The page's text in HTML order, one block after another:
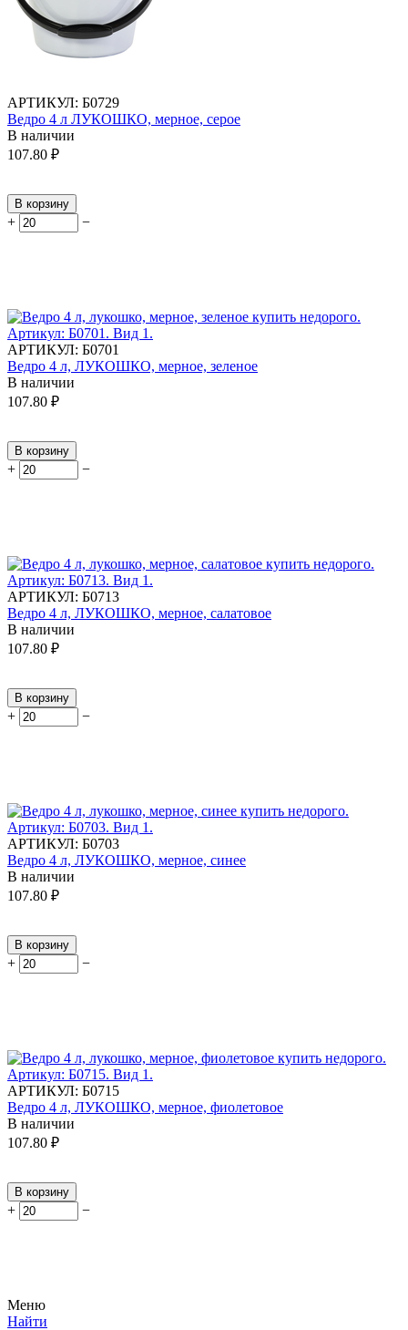
АРТИКУЛ: Б0729
Ведро 4 л ЛУКОШКО, мерное, серое
В наличии
107.80 ₽
В корзину
+ −
АРТИКУЛ: Б0701
Ведро 4 л, ЛУКОШКО, мерное, зеленое
В наличии
107.80 ₽
В корзину
+ −
АРТИКУЛ: Б0713
Ведро 4 л, ЛУКОШКО, мерное, салатовое
В наличии
107.80 ₽
В корзину
+ −
АРТИКУЛ: Б0703
Ведро 4 л, ЛУКОШКО, мерное, синее
В наличии
107.80 ₽
В корзину
+ −
АРТИКУЛ: Б0715
Ведро 4 л, ЛУКОШКО, мерное, фиолетовое
В наличии
107.80 ₽
В корзину
+ −
Меню
Найти